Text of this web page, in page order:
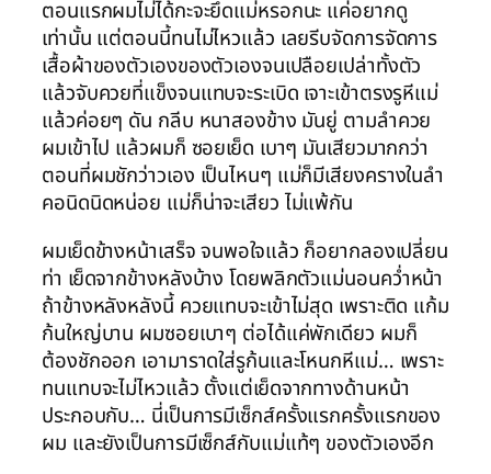
ตอนแรกผมไม่ได้กะจะยึดแม่หรอกนะ แค่อยากดู
เท่านั้น แต่ตอนนี้ทนไม่ไหวแล้ว เลยรีบจัดการจัดการ
เสื้อผ้าของตัวเองของตัวเองจนเปลือยเปล่าทั้งตัว
แล้วจับควยที่แข็งจนแทบจะระเบิด เจาะเข้าตรงรูหีแม่
แล้วค่อยๆ ดัน กลีบ หนาสองข้าง มันยู่ ตามลำควย
ผมเข้าไป แล้วผมก็ ซอยเย็ด เบาๆ มันเสียวมากกว่า
ตอนที่ผมชักว่าวเอง เป็นไหนๆ แม่ก็มีเสียงครางในลำ
คอนิดนิดหน่อย แม่ก็น่าจะเสียว ไม่แพ้กัน
ผมเย็ดข้างหน้าเสร็จ จนพอใจแล้ว ก็อยากลองเปลี่ยน
ท่า เย็ดจากข้างหลังบ้าง โดยพลิกตัวแม่นอนคว่ำหน้า
ถ้าข้างหลังหลังนี้ ควยแทบจะเข้าไม่สุด เพราะติด แก้ม
ก้นใหญ่บาน ผมซอยเบาๆ ต่อได้แค่พักเดียว ผมก็
ต้องชักออก เอามาราดใส่รูก้นและโหนกหีแม่… เพราะ
ทนแทบจะไม่ไหวแล้ว ตั้งแต่เย็ดจากทางด้านหน้า
ประกอบกับ… นี่เป็นการมีเซ็กส์ครั้งแรกครั้งแรกของ
ผม และยังเป็นการมีเซ็กส์กับแม่แท้ๆ ของตัวเองอีก